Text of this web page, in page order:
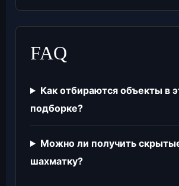
FAQ
Как отбираются объекты в
подборке?
Можно ли получить
шахматку?